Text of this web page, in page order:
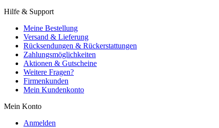
Hilfe & Support
Meine Bestellung
Versand & Lieferung
Rücksendungen & Rückerstattungen
Zahlungsmöglichkeiten
Aktionen & Gutscheine
Weitere Fragen?
Firmenkunden
Mein Kundenkonto
Mein Konto
Anmelden